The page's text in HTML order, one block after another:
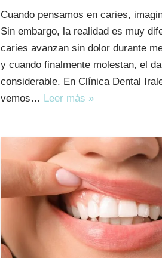
Cuando pensamos en caries,
Sin embargo, la realidad es muy
caries avanzan sin dolor durante
y cuando finalmente molestan, el
considerable. En Clínica Dental
vemos… Leer más »